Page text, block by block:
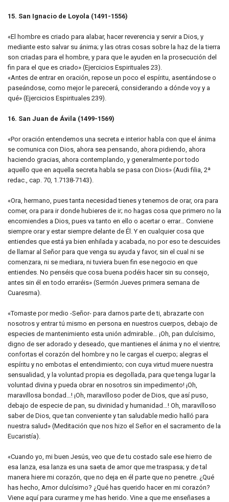
15. San Ignacio de Loyola (1491-1556)
«El hombre es criado para alabar, hacer reverencia y servir a Dios, y
mediante esto salvar su ánima; y las otras cosas sobre la haz de la tierra
son criadas para el hombre, y para que le ayuden en la prosecución del
fin para el que es criado» (Ejercicios Espirituales 23).
«Antes de entrar en oración, repose un poco el espíritu, asentándose o
paseándose, como mejor le parecerá, considerando a dónde voy y a
qué» (Ejercicios Espirituales 239).
16. San Juan de Ávila (1499-1569)
«Por oración entendemos una secreta e interior habla con que el ánima
se comunica con Dios, ahora sea pensando, ahora pidiendo, ahora
haciendo gracias, ahora contemplando, y generalmente por todo
aquello que en aquella secreta habla se pasa con Dios» (Audi filia, 2ª
redac., cap. 70, 1.7138-7143).
«Ora, hermano, pues tanta necesidad tienes y tenemos de orar, ora para
comer, ora para ir donde hubieres de ir; no hagas cosa que primero no la
encomiendes a Dios, pues va tanto en ello o acertar o errar… Conviene
siempre orar y estar siempre delante de Él. Y en cualquier cosa que
entiendes que está ya bien enhilada y acabada, no por eso te descuides
de llamar al Señor para que venga su ayuda y favor, sin el cual ni se
comenzara, ni se mediara, ni tuviera buen fin ese negocio en que
entiendes. No penséis que cosa buena podéis hacer sin su consejo,
antes sin él en todo erraréis» (Sermón Jueves primera semana de
Cuaresma).
«Tomaste por medio -Señor- para darnos parte de ti, abrazarte con
nosotros y entrar tú mismo en persona en nuestros cuerpos, debajo de
especies de mantenimiento esta unión admirable… ¡Oh, pan dulcísimo,
digno de ser adorado y deseado, que mantienes el ánima y no el vientre;
confortas el corazón del hombre y no le cargas el cuerpo; alegras el
espíritu y no embotas el entendimiento; con cuya virtud muere nuestra
sensualidad, y la voluntad propia es degollada, para que tenga lugar la
voluntad divina y pueda obrar en nosotros sin impedimento! ¡Oh,
maravillosa bondad…! ¡Oh, maravilloso poder de Dios, que así puso,
debajo de especie de pan, su divinidad y humanidad…! Oh, maravilloso
saber de Dios, que tan conveniente y tan saludable medio halló para
nuestra salud» (Meditación que nos hizo el Señor en el sacramento de la
Eucaristía).
«Cuando yo, mi buen Jesús, veo que de tu costado sale ese hierro de
esa lanza, esa lanza es una saeta de amor que me traspasa; y de tal
manera hiere mi corazón, que no deja en él parte que no penetre. ¿Qué
has hecho, Amor dulcísimo? ¿Qué has querido hacer en mi corazón?
Viene aquí para curarme y me has herido. Vine a que me enseñases a